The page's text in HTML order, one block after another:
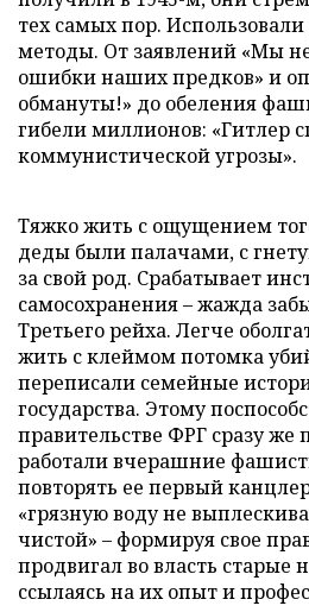
тех самых пор.
методы. От заявлений «Мы
ошибки наших предков» и
обмануты!» до обеления
гибели миллионов: «Гитлер
коммунистической угрозы».
Тяжко жить с ощущением
деды были палачами, с
за свой род. Срабатывает
самосохранения – жажда
Третьего рейха. Легче
жить с клеймом потомка
переписали семейные
государства. Этому
правительстве ФРГ сразу же
работали вчерашние
повторять ее первый
«грязную воду не
чистой» – формируя свое
продвигал во власть старые
ссылаясь на их опыт и